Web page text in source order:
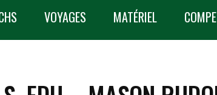
VOYAGES MATÉRIEL